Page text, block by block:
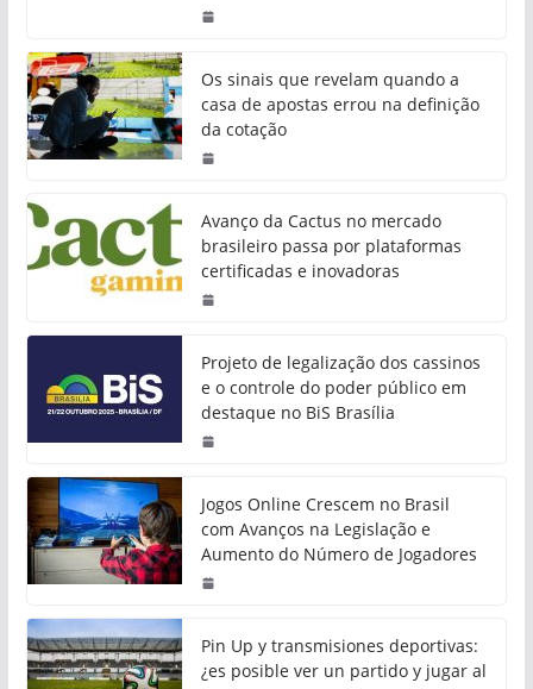
Os sinais que revelam quando a
casa de apostas errou na definição
da cotação
Avanço da Cactus no mercado
brasileiro passa por plataformas
certificadas e inovadoras
Projeto de legalização dos cassinos
e o controle do poder público em
destaque no BiS Brasília
Jogos Online Crescem no Brasil
com Avanços na Legislação e
Aumento do Número de Jogadores
Pin Up y transmisiones deportivas:
¿es posible ver un partido y jugar al